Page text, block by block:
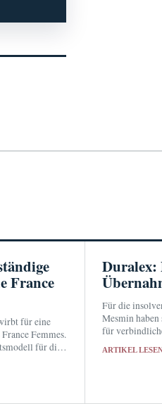
France
für eine
Femmes.
für die
Duralex:
Für die
Mesmin
für
September
ARTIKEL